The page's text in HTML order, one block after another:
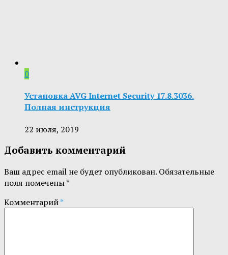
0
Установка AVG Internet Security 17.8.3036.
Полная инструкция
22 июля, 2019
Добавить комментарий
Ваш адрес email не будет опубликован. Обязательные
поля помечены*
Комментарий*